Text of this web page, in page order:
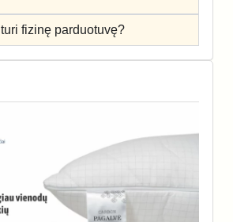
turi fizinę parduotuvę?